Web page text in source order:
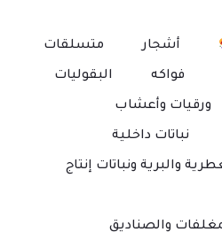
أشجار متسلقات
فواكه البقوليات
ورقيات وأعشاب
نباتات داخلية
والبرية ونباتات إنتاج
والصناديق